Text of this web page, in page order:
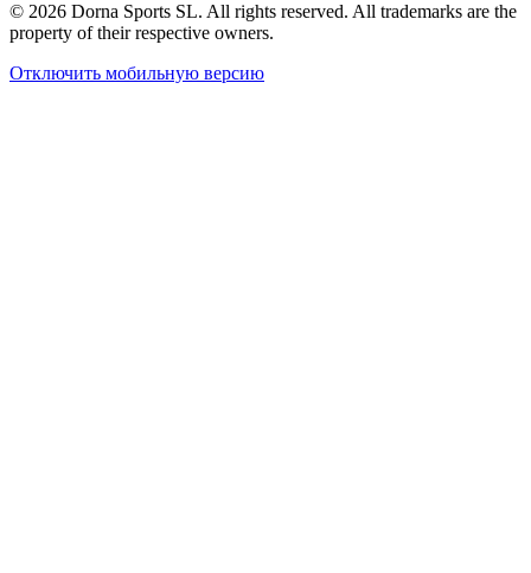
© 2026 Dorna Sports SL. All rights reserved. All trademarks are the
property of their respective owners.
Отключить мобильную версию